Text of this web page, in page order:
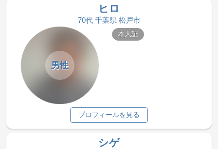
ヒロ
70代 千葉県 松戸市
男性
本人証
プロフィールを見る
シゲ